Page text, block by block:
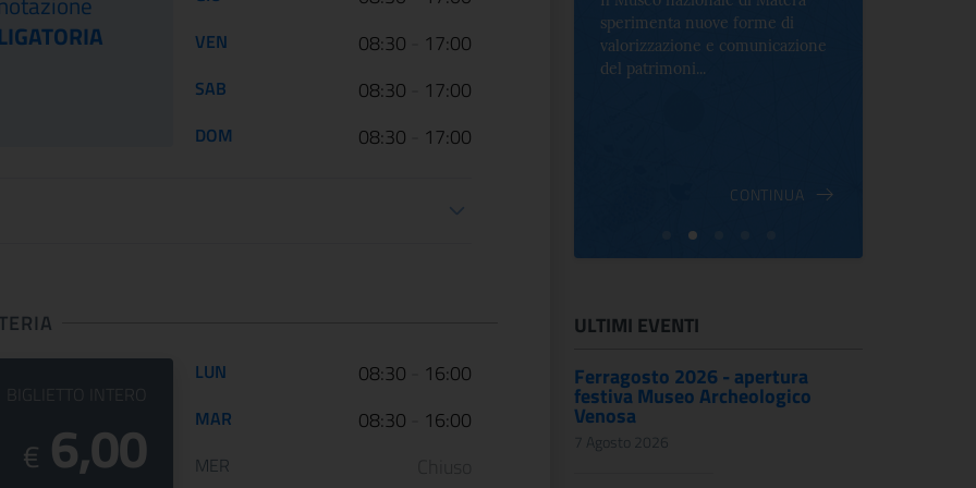
VEN 08:30 17:00
SAB 08:30 17:00
DOM 08:30 17:00
apertura
PREZZO DEL
BIGLIETTO INTERO
€ 6,00
Orario di apertura:
LUN 08:30 16:00
MAR 08:30 16:00
MER
Le Scuderie del Quirinale
presentano ARTE LIBERATA
Gallerie Nazionali di Arte Antica
sale d...
sperimenta nuove forme di
valorizzazione e comunicazione
del patrimoni...
CONTINUA
ULTIMI EVENTI
Ferragosto 2026 - apertura
festiva Museo Archeologico
Venosa
7 Agosto 2026